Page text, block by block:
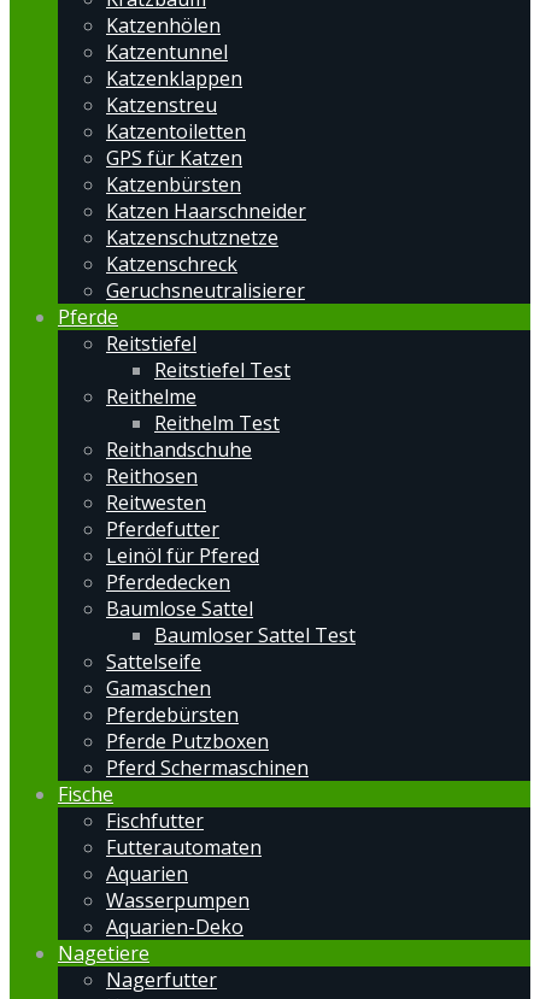
Katzenhölen
Katzentunnel
Katzenklappen
Katzenstreu
Katzentoiletten
GPS für Katzen
Katzenbürsten
Katzen Haarschneider
Katzenschutznetze
Katzenschreck
Geruchsneutralisierer
Pferde
Reitstiefel
Reitstiefel Test
Reithelme
Reithelm Test
Reithandschuhe
Reithosen
Reitwesten
Pferdefutter
Leinöl für Pfered
Pferdedecken
Baumlose Sattel
Baumloser Sattel Test
Sattelseife
Gamaschen
Pferdebürsten
Pferde Putzboxen
Pferd Schermaschinen
Fische
Fischfutter
Futterautomaten
Aquarien
Wasserpumpen
Aquarien-Deko
Nagetiere
Nagerfutter